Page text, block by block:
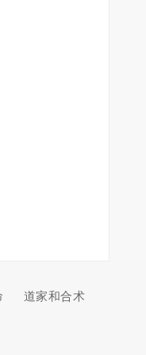
道家和合术